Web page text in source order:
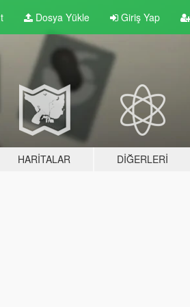
Dosya Yükle Giriş Yap
HARITALAR DIĞERLERI